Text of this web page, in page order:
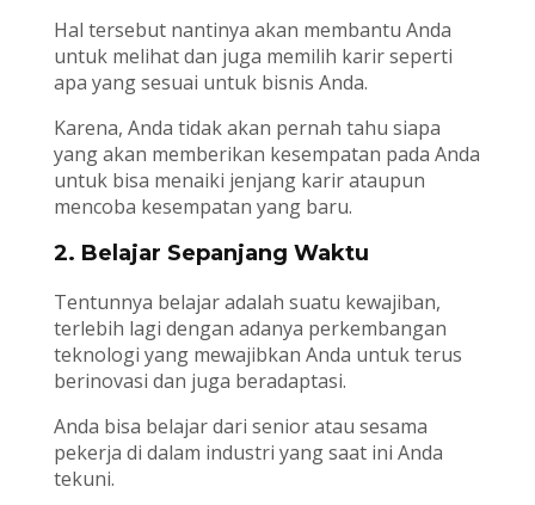
Hal tersebut nantinya akan membantu Anda
untuk melihat dan juga memilih karir seperti
apa yang sesuai untuk bisnis Anda.
Karena, Anda tidak akan pernah tahu siapa
yang akan memberikan kesempatan pada Anda
untuk bisa menaiki jenjang karir ataupun
mencoba kesempatan yang baru.
2. Belajar Sepanjang Waktu
Tentunnya belajar adalah suatu kewajiban,
terlebih lagi dengan adanya perkembangan
teknologi yang mewajibkan Anda untuk terus
berinovasi dan juga beradaptasi.
Anda bisa belajar dari senior atau sesama
pekerja di dalam industri yang saat ini Anda
tekuni.